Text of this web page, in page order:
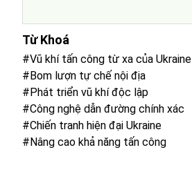
Từ Khoá
#Vũ khí tấn công từ xa của Ukraine
#Bom lượn tự chế nội địa
#Phát triển vũ khí độc lập
#Công nghệ dẫn đường chính xác
#Chiến tranh hiện đại Ukraine
#Nâng cao khả năng tấn công